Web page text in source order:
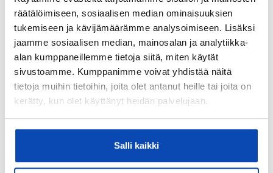
räätälöimiseen, sosiaalisen median ominaisuuksien
tukemiseen ja kävijämäärämme analysoimiseen. Lisäksi
jaamme sosiaalisen median, mainosalan ja analytiikka-
alan kumppaneillemme tietoja siitä, miten käytät
sivustoamme. Kumppanimme voivat yhdistää näitä
tietoja muihin tietoihin, joita olet antanut heille tai joita on
kerätty, kun olet käyttänyt heidän palvelujaan.
Salli kaikki
1941
Rakennus- ja pintamateriaalit:
Kattotyyppi:
Harjakatto
Pelti
Lämmitysjärjestelmä:
Sähkö ja ilmalämpöpumppu